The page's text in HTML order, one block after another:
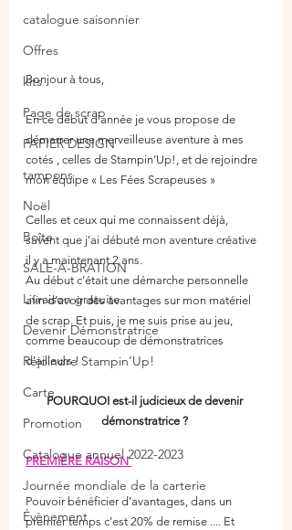
catalogue saisonnier
Offres
kits
Page de scrap
PAPIER DESIGN
tampons
Noël
Boîte
SALE-A-BRATION
Livraison gratuite
Devenir Démonstratrice
Rejoindre Stampin’Up!
Carte
Promotion
Catalogue annuel 2022-2023
Journée mondiale de la carterie
Évènement
Bonjour à tous,
En ce début d’année je vous propose de
démarrer une merveilleuse aventure à mes
cotés , celles de Stampin’Up!, et de rejoindre
mon équipe « Les Fées Scrapeuses »
Celles et ceux qui me connaissent déjà,
savent que j’ai débuté mon aventure créative
il y a maintenant 2 ans.
Au début c’était une démarche personnelle
afin d‘avoir des avantages sur mon matériel
de scrap. Et puis, je me suis prise au jeu,
comme beaucoup de démonstratrices
d’ailleurs !
POURQUOI est-il judicieux de devenir
démonstratrice ?
PREMIÈRE RAISON
Pouvoir bénéficier d’avantages, dans un
premier temps c’est 20% de remise .... Et